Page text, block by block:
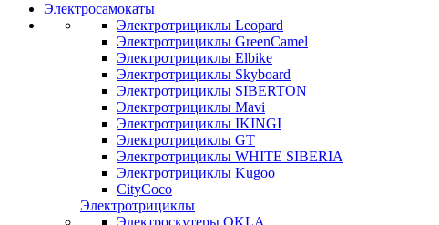
Электросамокаты
Электротрициклы Leopard
Электротрициклы GreenCamel
Электротрициклы Elbike
Электротрициклы Skyboard
Электротрициклы SIBERTON
Электротрициклы Mavi
Электротрициклы IKINGI
Электротрициклы GT
Электротрициклы WHITE SIBERIA
Электротрициклы Kugoo
CityCoco
Электротрициклы
Электроскутеры OKLA